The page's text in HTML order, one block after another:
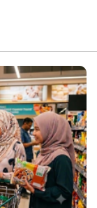
Q&A
자주묻는
질문